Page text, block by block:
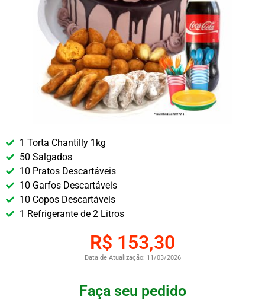
Faça seu pedido
1 Torta Chantilly 1kg
50 Salgados
10 Pratos Descartáveis
10 Garfos Descartáveis
10 Copos Descartáveis
1 Refrigerante de 2 Litros
R$ 153,30
Data de Atualização: 11/03/2026